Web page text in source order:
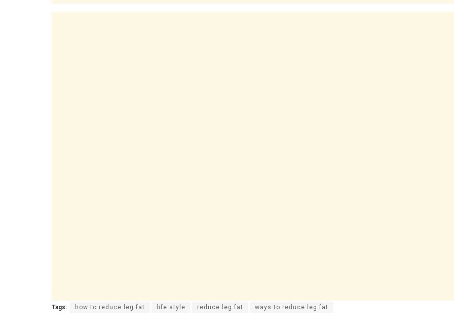
Tags: how to reduce leg fat life style reduce leg fat ways to reduce leg fat